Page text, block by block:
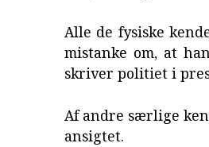
Alle de fysiske
mistanke om, at
skriver politiet i
Af andre særlige
ansigtet.